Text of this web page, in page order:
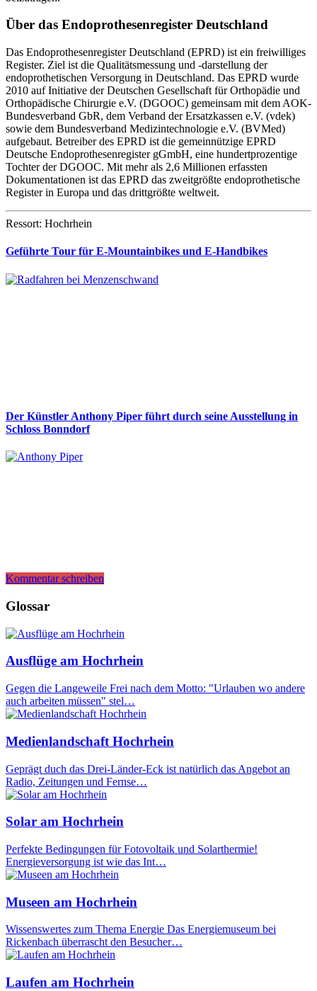
Über das Endoprothesenregister Deutschland
Das Endoprothesenregister Deutschland (EPRD) ist ein freiwilliges
Register. Ziel ist die Qualitätsmessung und -darstellung der
endoprothetischen Versorgung in Deutschland. Das EPRD wurde
2010 auf Initiative der Deutschen Gesellschaft für Orthopädie und
Orthopädische Chirurgie e.V. (DGOOC) gemeinsam mit dem AOK-
Bundesverband GbR, dem Verband der Ersatzkassen e.V. (vdek)
sowie dem Bundesverband Medizintechnologie e.V. (BVMed)
aufgebaut. Betreiber des EPRD ist die gemeinnützige EPRD
Deutsche Endoprothesenregister gGmbH, eine hundertprozentige
Tochter der DGOOC. Mit mehr als 2,6 Millionen erfassten
Dokumentationen ist das EPRD das zweitgrößte endoprothetische
Register in Europa und das drittgrößte weltweit.
Ressort: Hochrhein
Geführte Tour für E-Mountainbikes und E-Handbikes
Der Künstler Anthony Piper führt durch seine Ausstellung in
Schloss Bonndorf
Kommentar schreiben
Glossar
Ausflüge am Hochrhein
Gegen die Langeweile Frei nach dem Motto: "Urlauben wo andere
auch arbeiten müssen" stel…
Medienlandschaft Hochrhein
Geprägt duch das Drei-Länder-Eck ist natürlich das Angebot an
Radio, Zeitungen und Fernse…
Solar am Hochrhein
Perfekte Bedingungen für Fotovoltaik und Solarthermie!
Energieversorgung ist wie das Int…
Museen am Hochrhein
Wissenswertes zum Thema Energie Das Energiemuseum bei
Rickenbach überrascht den Besucher…
Laufen am Hochrhein